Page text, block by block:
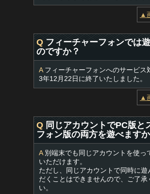
▲
Q フィーチャーフォンでは
のですか？
Aフィーチャーフォンへのサービス
3年12月22日に終了いたしました。
▲
Q 同じアカウントでPC版と
フォン版の両方を遊べますか
A別端末でも同じアカウントを使っ
いただけます。
ただし、同じアカウントで同時に遊
だくことはできませんので、ご了承
い。